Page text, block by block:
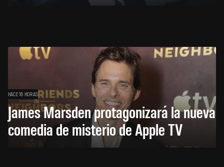
HACE 16 HORAS
James Marsden protagonizará la nueva
comedia de misterio de Apple TV